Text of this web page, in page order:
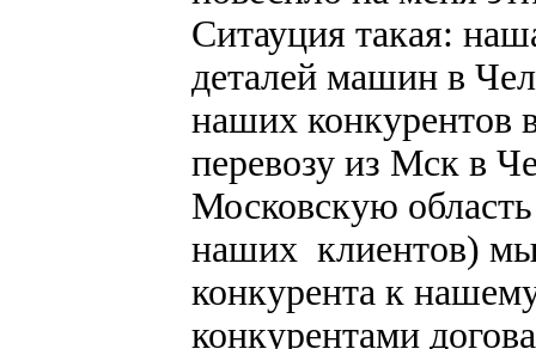
Ситауция такая:
деталей машин в
наших конкурентов
перевозу из Мск в
Московскую
наших клиентов) мы
конкурента к
конкурентами